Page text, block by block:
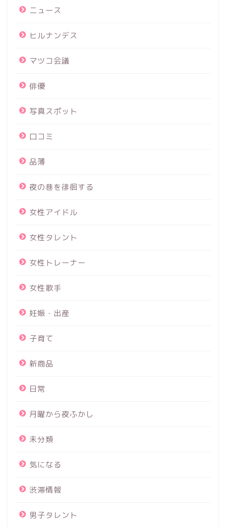
ニュース
ヒルナンデス
マツコ会議
俳優
写真スポット
口コミ
品薄
夜の巷を徘徊する
女性アイドル
女性タレント
女性トレーナー
女性歌手
妊娠・出産
子育て
新商品
日常
月曜から夜ふかし
未分類
気になる
渋滞情報
男子タレント